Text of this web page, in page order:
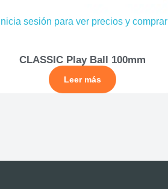
Inicia sesión para ver precios y comprar
CLASSIC Play Ball 100mm
Leer más